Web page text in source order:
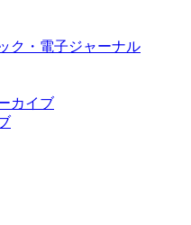
ク・電子ジャーナル
カイブ